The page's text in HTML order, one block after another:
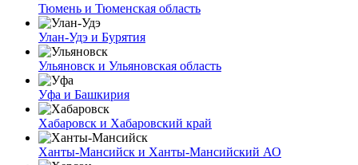
Тюмень и Тюменская область
Улан-Удэ и Бурятия
Ульяновск и Ульяновская область
Уфа и Башкирия
Хабаровск и Хабаровский край
Ханты-Мансийск и Ханты-Мансийский АО